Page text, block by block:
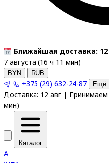
Ближайшая доставка: 12
7 августа (16 ч 11 мин)
BYN RUB
+375 (29) 632-24-87 Ещё
Доставка: 12 авг | Принимаем
мин)
Каталог
A